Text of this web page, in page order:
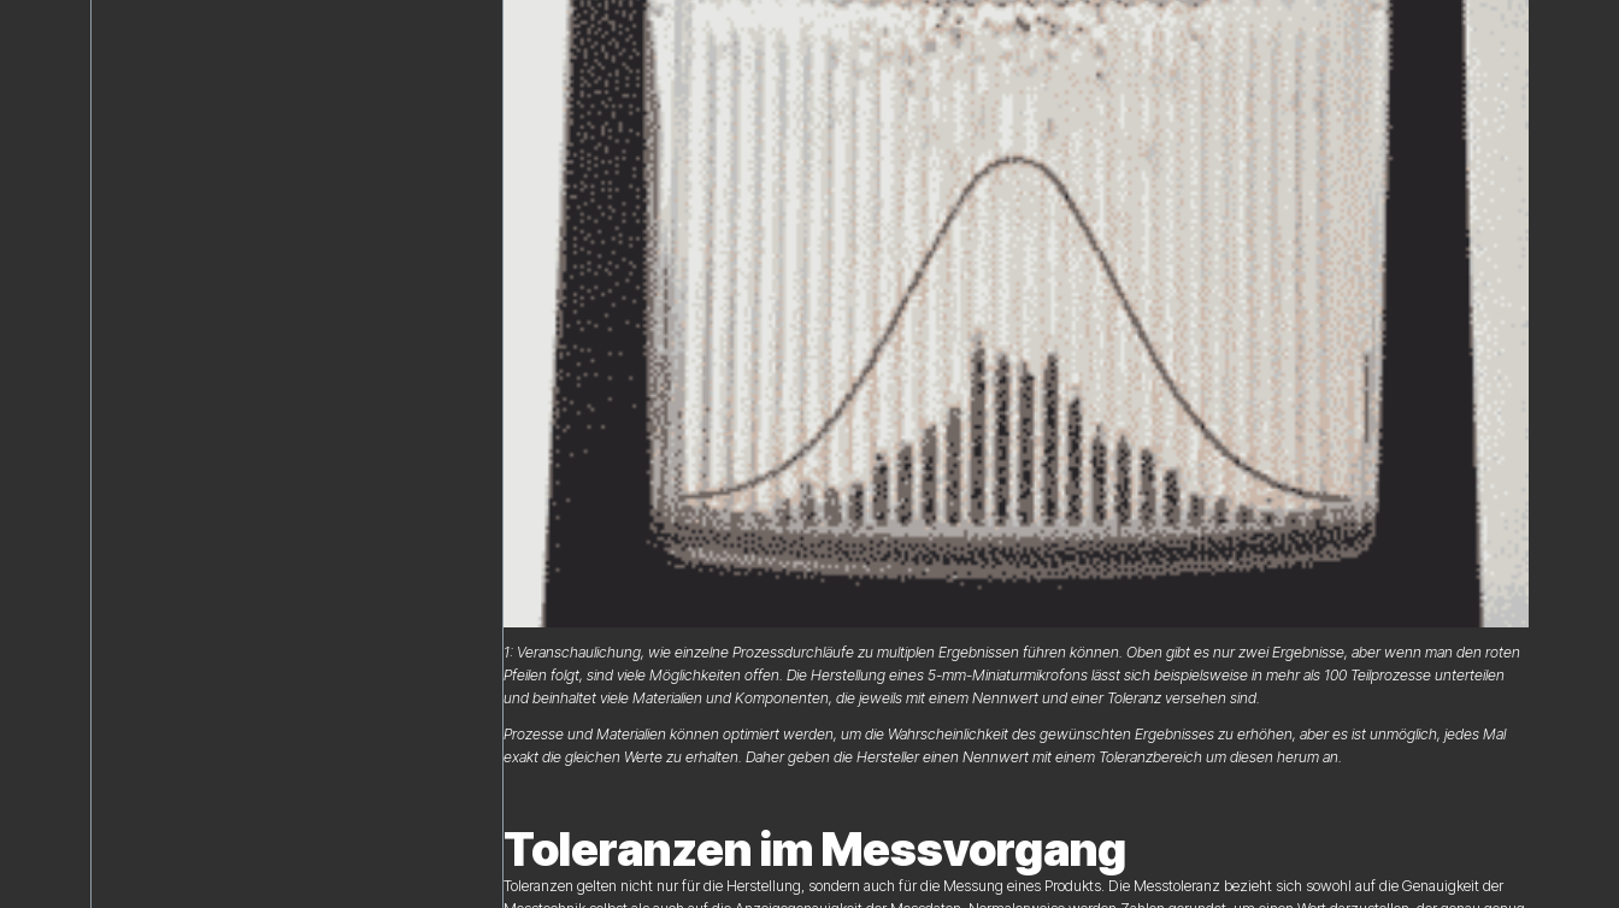
1: Veranschaulichung, wie einzelne Prozessdurchläufe zu multiplen Ergebnissen führen können. Oben gibt es nur zwei Ergebnisse, aber wenn man den roten
Pfeilen folgt, sind viele Möglichkeiten offen. Die Herstellung eines 5-mm-Miniaturmikrofons lässt sich beispielsweise in mehr als 100 Teilprozesse unterteilen
und beinhaltet viele Materialien und Komponenten, die jeweils mit einem Nennwert und einer Toleranz versehen sind.
Prozesse und Materialien können optimiert werden, um die Wahrscheinlichkeit des gewünschten Ergebnisses zu erhöhen, aber es ist unmöglich, jedes Mal
exakt die gleichen Werte zu erhalten. Daher geben die Hersteller einen Nennwert mit einem Toleranzbereich um diesen herum an.
Toleranzen im Messvorgang
Toleranzen gelten nicht nur für die Herstellung, sondern auch für die Messung eines Produkts. Die Messtoleranz bezieht sich sowohl auf die Genauigkeit der